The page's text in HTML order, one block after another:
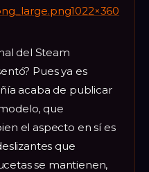
del Steam
Pues ya es
acaba de publicar
que
el aspecto en sí es
que
se mantienen,